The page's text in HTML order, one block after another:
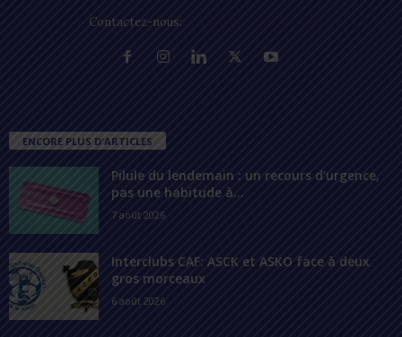
Contactez-nous:
ENCORE PLUS D'ARTICLES
Pilule du lendemain : un recours d’urgence,
pas une habitude à...
7 août 2026
Interclubs CAF: ASCK et ASKO face à deux
gros morceaux
6 août 2026